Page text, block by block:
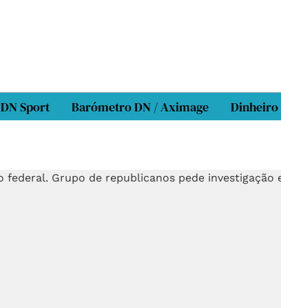
DN Sport Barómetro DN / Aximage Dinheiro